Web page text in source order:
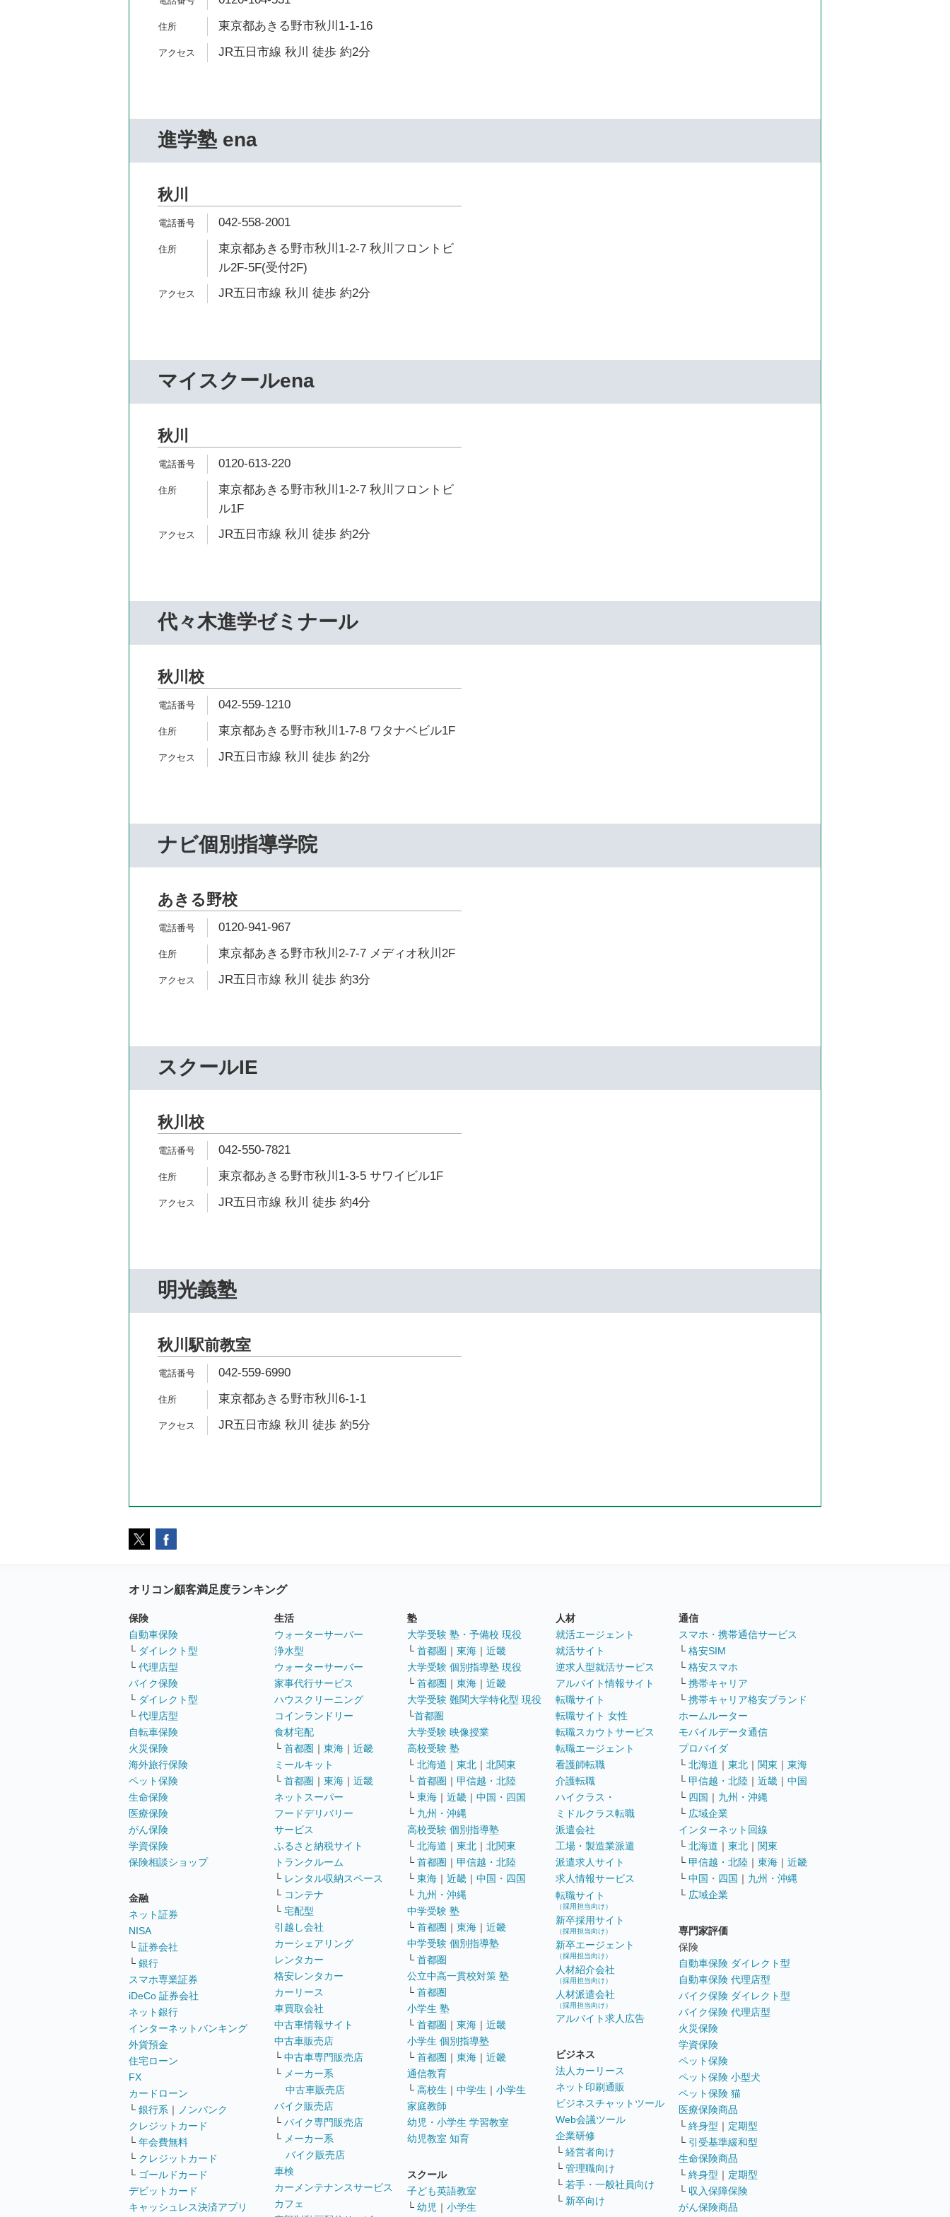
東京都あきる野市秋川1-1-16
JR五日市線 秋川 徒歩 約2分
進学塾 ena
秋川
042-558-2001
東京都あきる野市秋川1-2-7 秋川フロントビ
ル2F-5F(受付2F)
JR五日市線 秋川 徒歩 約2分
マイスクールena
秋川
0120-613-220
東京都あきる野市秋川1-2-7 秋川フロントビ
ル1F
JR五日市線 秋川 徒歩 約2分
代々木進学ゼミナール
秋川校
042-559-1210
東京都あきる野市秋川1-7-8 ワタナベビル1F
JR五日市線 秋川 徒歩 約2分
ナビ個別指導学院
あきる野校
0120-941-967
東京都あきる野市秋川2-7-7 メディオ秋川2F
JR五日市線 秋川 徒歩 約3分
スクールIE
秋川校
042-550-7821
東京都あきる野市秋川1-3-5 サワイビル1F
JR五日市線 秋川 徒歩 約4分
明光義塾
秋川駅前教室
042-559-6990
東京都あきる野市秋川6-1-1
JR五日市線 秋川 徒歩 約5分
オリコン顧客満足度ランキング
保険
自動車保険
└ ダイレクト型
└ 代理店型
バイク保険
└ ダイレクト型
└ 代理店型
自転車保険
火災保険
海外旅行保険
ペット保険
生命保険
医療保険
がん保険
学資保険
保険相談ショップ
金融
ネット証券
NISA
└ 証券会社
└ 銀行
スマホ専業証券
iDeCo 証券会社
ネット銀行
インターネットバンキング
外貨預金
住宅ローン
FX
カードローン
└ 銀行系 ｜
ノンバンク
クレジットカード
└ 年会費無料
└ クレジットカード
└ ゴールドカード
デビットカード
キャッシュレス決済アプリ
生活
ウォーターサーバー
浄水型
ウォーターサーバー
家事代行サービス
ハウスクリーニング
コインランドリー
食材宅配
└ 首都圏 ｜ 東海 ｜ 近畿
ミールキット
└ 首都圏 ｜ 東海 ｜ 近畿
ネットスーパー
フードデリバリー
サービス
ふるさと納税サイト
トランクルーム
└ レンタル収納スペース
└ コンテナ
└ 宅配型
引越し会社
カーシェアリング
レンタカー
格安レンタカー
カーリース
車買取会社
中古車情報サイト
中古車販売店
└ 中古車専門販売店
└ メーカー系
中古車販売店
バイク販売店
└ バイク専門販売店
└ メーカー系
バイク販売店
車検
カーメンテナンスサービス
カフェ
塾
大学受験 塾・予備校 現役
└ 首都圏 ｜ 東海 ｜ 近畿
大学受験 個別指導塾 現役
└ 首都圏 ｜ 東海 ｜ 近畿
大学受験 難関大学特化型 現役
└首都圏
大学受験 映像授業
高校受験 塾
└ 北海道 ｜ 東北 ｜ 北関東
└ 首都圏 ｜ 甲信越・北陸
└ 東海 ｜ 近畿 ｜ 中国・四国
└ 九州・沖縄
高校受験 個別指導塾
└ 北海道 ｜ 東北 ｜ 北関東
└ 首都圏 ｜ 甲信越・北陸
└ 東海 ｜ 近畿 ｜ 中国・四国
└ 九州・沖縄
中学受験 塾
└ 首都圏 ｜ 東海 ｜ 近畿
中学受験 個別指導塾
└ 首都圏
公立中高一貫校対策 塾
└ 首都圏
小学生 塾
└ 首都圏 ｜ 東海 ｜ 近畿
小学生 個別指導塾
└ 首都圏 ｜ 東海 ｜ 近畿
通信教育
└ 高校生 ｜ 中学生 ｜ 小学生
家庭教師
幼児・小学生 学習教室
幼児教室 知育
スクール
子ども英語教室
└ 幼児 ｜ 小学生
人材
就活エージェント
就活サイト
逆求人型就活サービス
アルバイト情報サイト
転職サイト
転職サイト 女性
転職スカウトサービス
転職エージェント
看護師転職
介護転職
ハイクラス・
ミドルクラス転職
派遣会社
工場・製造業派遣
派遣求人サイト
求人情報サービス
転職サイト
（採用担当向け）
新卒採用サイト
（採用担当向け）
新卒エージェント
（採用担当向け）
人材紹介会社
（採用担当向け）
人材派遣会社
（採用担当向け）
アルバイト求人広告
ビジネス
法人カーリース
ネット印刷通販
ビジネスチャットツール
Web会議ツール
企業研修
└ 経営者向け
└ 管理職向け
└ 若手・一般社員向け
└ 新卒向け
通信
スマホ・携帯通信サービス
└ 格安SIM
└ 格安スマホ
└ 携帯キャリア
└ 携帯キャリア格安ブランド
ホームルーター
モバイルデータ通信
プロバイダ
└ 北海道 ｜ 東北 ｜ 関東 ｜ 東海
└ 甲信越・北陸 ｜ 近畿 ｜ 中国
└ 四国 ｜ 九州・沖縄
└ 広域企業
インターネット回線
└ 北海道 ｜ 東北 ｜ 関東
└ 甲信越・北陸 ｜ 東海 ｜ 近畿
└ 中国・四国 ｜ 九州・沖縄
└ 広域企業
専門家評価
保険
自動車保険 ダイレクト型
自動車保険 代理店型
バイク保険 ダイレクト型
バイク保険 代理店型
火災保険
学資保険
ペット保険
ペット保険 小型犬
ペット保険 猫
医療保険商品
└ 終身型 ｜ 定期型
└ 引受基準緩和型
生命保険商品
└ 終身型 ｜ 定期型
└ 収入保障保険
がん保険商品